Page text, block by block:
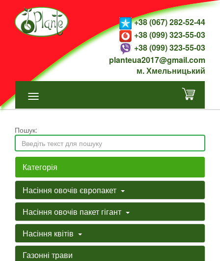
+38 (067) 282-52-44
+38 (099) 323-55-03
+38 (099) 323-55-03
planteua2017@gmail.com
м. Хмельницький
Пошук:
Категорія
Насіння овочів європакет
Насіння овочів пакет гігант
Насіння квітів
Газонні трави